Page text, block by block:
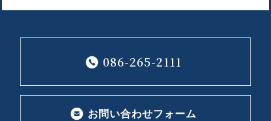
086-265-2111
お問い合わせフォーム